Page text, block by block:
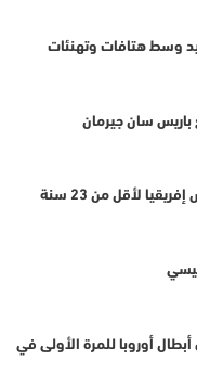
وسط هتافات وتهنئات
سان جيرمان
المنتخب المغربي بطلا لكأس إفريقيا لأقل من 23 سنة
أوروبا للمرة الأولى في